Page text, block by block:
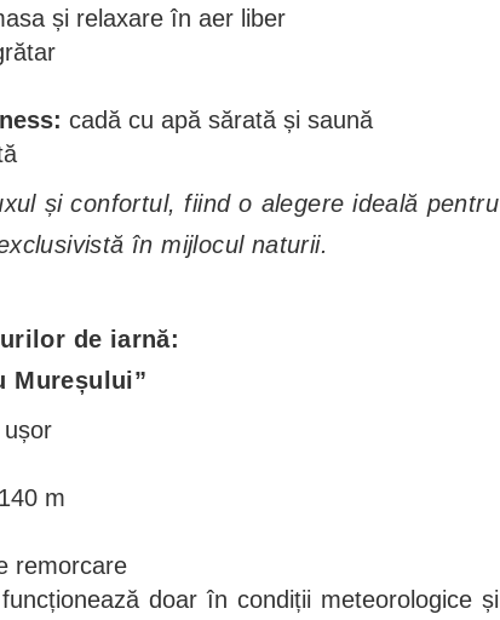
și relaxare în aer liber
cadă cu apă sărată și saună
și confortul, fiind o alegere ideală pentru
în mijlocul naturii.
de iarnă:
Mureșului”
m
remorcare
doar în condiții meteorologice și